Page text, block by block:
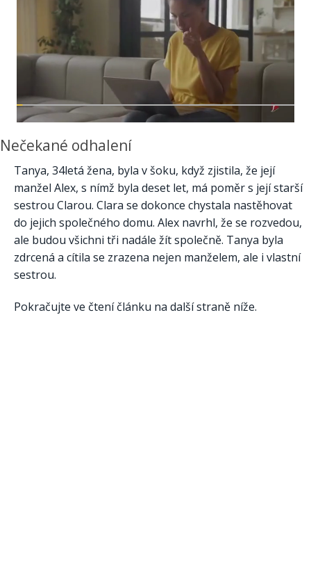
Nečekané odhalení
Tanya, 34letá žena, byla v šoku, když zjistila, že její
manžel Alex, s nímž byla deset let, má poměr s její starší
sestrou Clarou. Clara se dokonce chystala nastěhovat
do jejich společného domu. Alex navrhl, že se rozvedou,
ale budou všichni tři nadále žít společně. Tanya byla
zdrcená a cítila se zrazena nejen manželem, ale i vlastní
sestrou.
Pokračujte ve čtení článku na další straně níže.